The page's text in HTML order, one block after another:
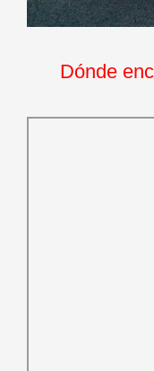
Dónde